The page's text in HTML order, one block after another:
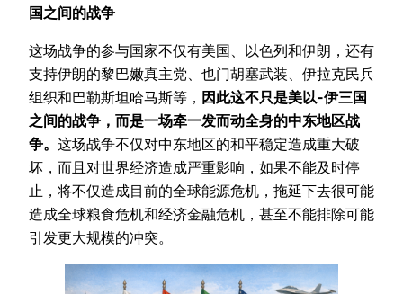
国之间的战争
这场战争的参与国家不仅有美国、以色列和伊朗，还有
支持伊朗的黎巴嫩真主党、也门胡塞武装、伊拉克民兵
组织和巴勒斯坦哈马斯等， 因此这不只是美以-伊三国
之间的战争，而是一场牵一发而动全身的中东地区战
争。 这场战争不仅对中东地区的和平稳定造成重大破
坏，而且对世界经济造成严重影响，如果不能及时停
止，将不仅造成目前的全球能源危机，拖延下去很可能
造成全球粮食危机和经济金融危机，甚至不能排除可能
引发更大规模的冲突。